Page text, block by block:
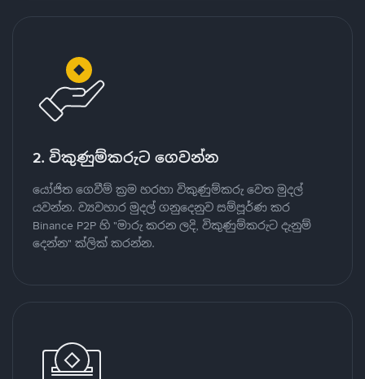
2. විකුණුම්කරුට ගෙවන්න
යෝජිත ගෙවීම් ක්‍රම හරහා විකුණුම්කරු වෙත මුදල්
යවන්න. ව්‍යවහාර මුදල් ගනුදෙනුව සම්පූර්ණ කර
Binance P2P හි "මාරු කරන ලදි, විකුණුම්කරුට දැනුම්
දෙන්න" ක්ලික් කරන්න.